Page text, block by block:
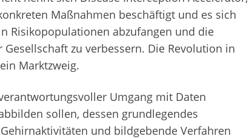
Maßnahmen beschäftigt und es sich
Risikopopulationen abzufangen und die
zu verbessern. Die Revolution in
Marktzweig.
Umgang mit Daten
sollen, dessen grundlegendes
und bildgebende Verfahren